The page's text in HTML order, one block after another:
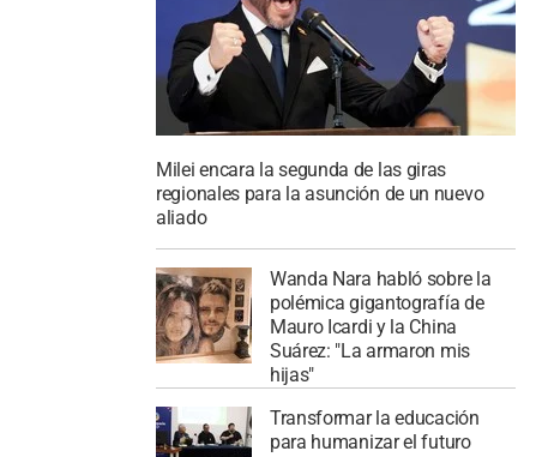
Milei encara la segunda de las giras
regionales para la asunción de un nuevo
aliado
Wanda Nara habló sobre la
polémica gigantografía de
Mauro Icardi y la China
Suárez: "La armaron mis
hijas"
Transformar la educación
para humanizar el futuro